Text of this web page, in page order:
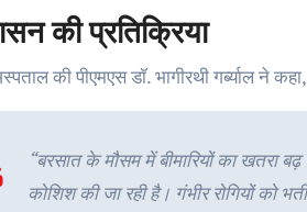
की प्रतिक्रिया
की पीएमएस डॉ. भागीरथी गर्ब्याल ने कहा,
“बरसात के मौसम में बीमारियों का खतरा
कोशिश की जा रही है। गंभीर रोगियों को